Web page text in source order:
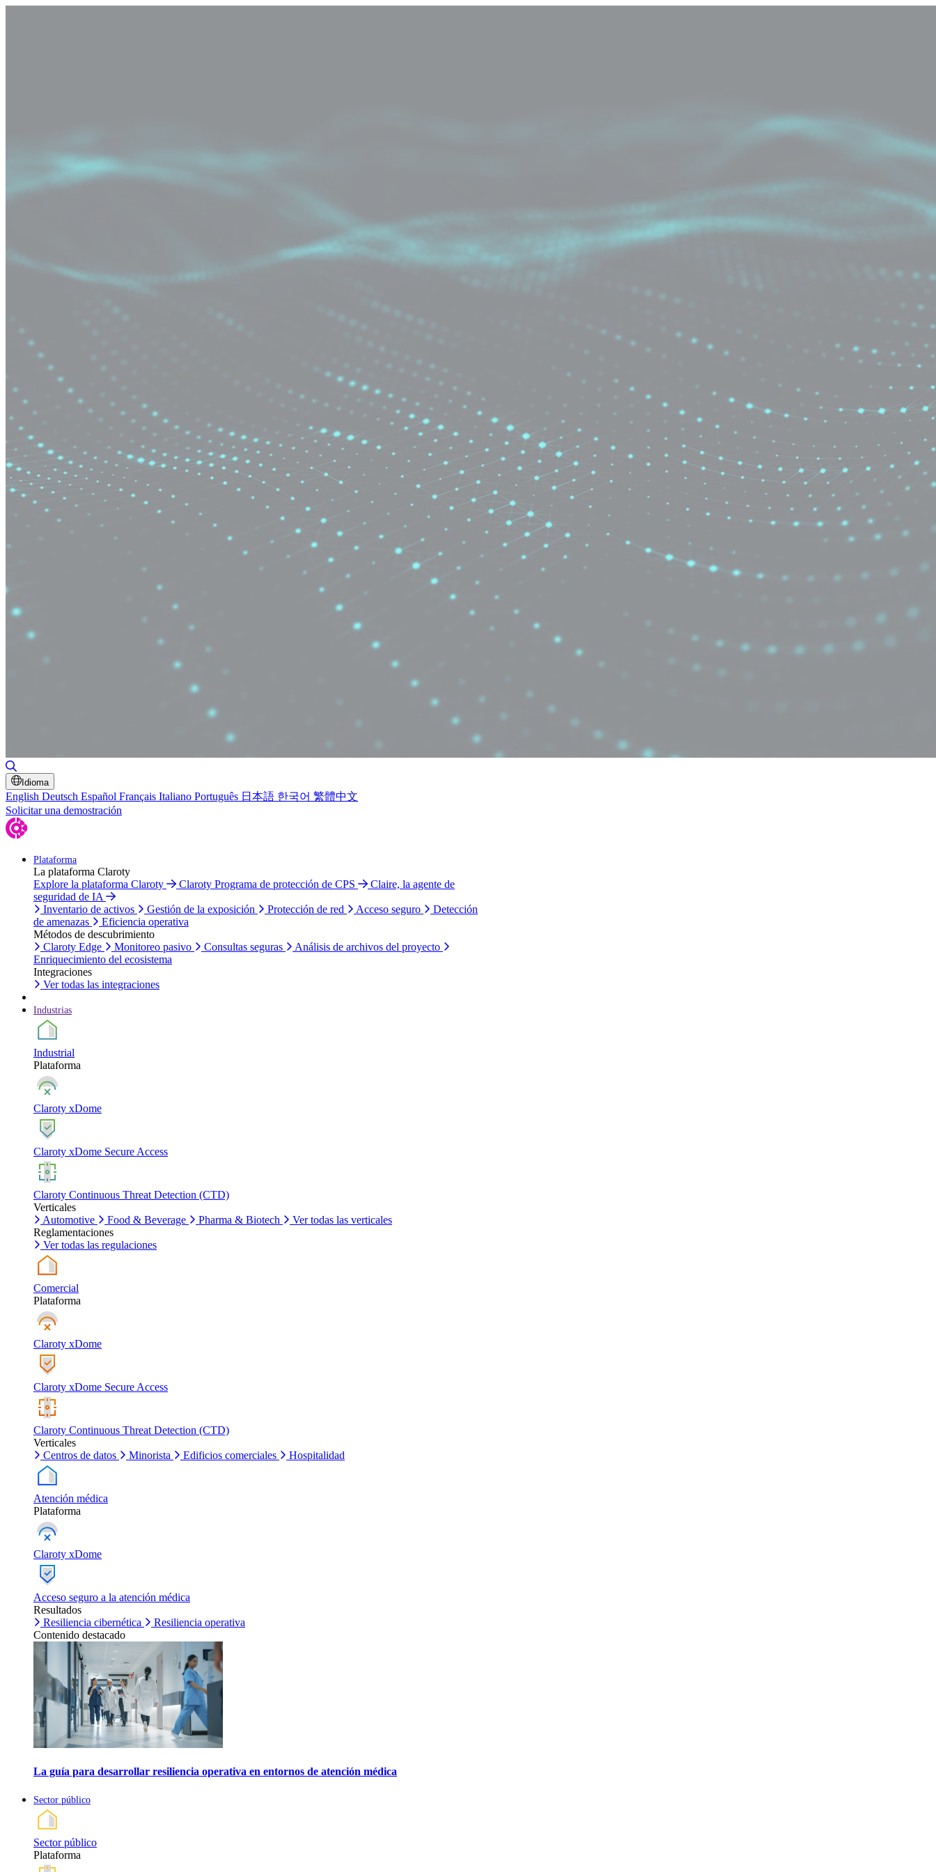
Idioma
English Deutsch Español Français Italiano Português 日本語 한국어 繁體中文
Solicitar una demostración
Plataforma
La plataforma Claroty
Explore la plataforma Claroty
Claroty Programa de protección de CPS
Claire, la agente de
seguridad de IA
Inventario de activos
Gestión de la exposición Protección de red Acceso seguro
Detección
de amenazas
Eficiencia operativa
Métodos de descubrimiento
Claroty Edge
Monitoreo pasivo Consultas seguras
Análisis de archivos del proyecto
Enriquecimiento del ecosistema
Integraciones
Ver todas las integraciones
Industrias
Industrial
Plataforma
Claroty xDome
Claroty xDome Secure Access
Claroty Continuous Threat Detection (CTD)
Verticales
Automotive
Food & Beverage Pharma & Biotech
Ver todas las verticales
Reglamentaciones
Ver todas las regulaciones
Comercial
Plataforma
Claroty xDome
Claroty xDome Secure Access
Claroty Continuous Threat Detection (CTD)
Verticales
Centros de datos
Minorista Edificios comerciales Hospitalidad
Atención médica
Plataforma
Claroty xDome
Acceso seguro a la atención médica
Resultados
Resiliencia cibernética
Resiliencia operativa
Contenido destacado
La guía para desarrollar resiliencia operativa en entornos de atención médica
Sector público
Sector público
Plataforma